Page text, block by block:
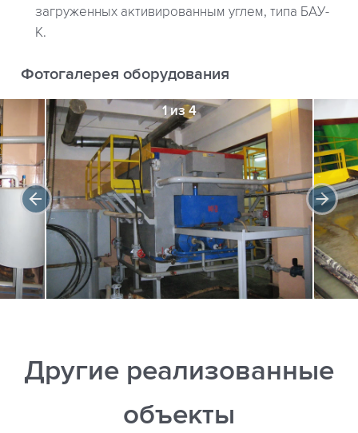
загруженных активированным углем, типа БАУ-
К.
Фотогалерея оборудования
1 из 4
Другие реализованные
объекты